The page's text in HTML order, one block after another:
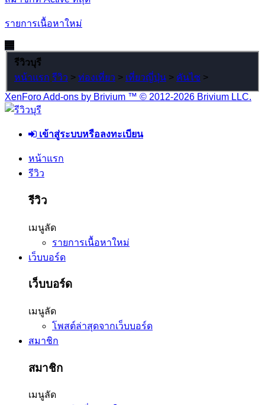
รายการเนื้อหาใหม่
รีวิวบุรี
หน้าแรก รีวิว > ท่องเที่ยว > เที่ยวญี่ปุ่น > คันไซ >
XenForo Add-ons by Brivium ™ © 2012-2026 Brivium LLC.
เข้าสู่ระบบหรือลงทะเบียน
หน้าแรก
รีวิว
รีวิว
เมนูลัด
รายการเนื้อหาใหม่
เว็บบอร์ด
เว็บบอร์ด
เมนูลัด
โพสต์ล่าสุดจากเว็บบอร์ด
สมาชิก
สมาชิก
เมนูลัด